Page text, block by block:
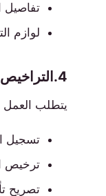
تفاصيل
لوازم
4.التراخيص والتصاريح والرسوم القانونية
يتطلب
تسجيل
ترخيص
تصريح